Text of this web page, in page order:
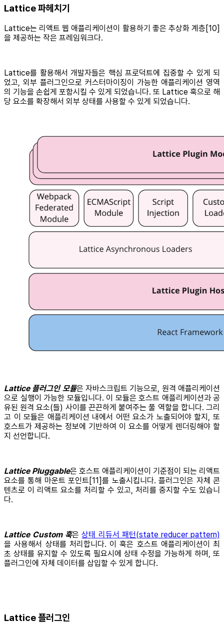
Lattice 파헤치기
Lattice는 리액트 웹 애플리케이션이 활용하기 좋은 추상화 계층[10]
을 제공하는 작은 프레임워크다.
Lattice를 활용해서 개발자들은 핵심 프로덕트에 집중할 수 있게 되
었고, 외부 플러그인으로 커스터마이징이 가능한 애플리케이션 영역
의 기능을 손쉽게 포함시킬 수 있게 되었습니다. 또 Lattice 훅으로 해
당 요소를 확장해서 외부 상태를 사용할 수 있게 되었습니다.
Lattice 플러그인 모듈은 자바스크립트 기능으로, 원격 애플리케이션
으로 실행이 가능한 모듈입니다. 이 모듈은 호스트 애플리케이션과 공
유된 원격 요소(들) 사이를 끈끈하게 붙여주는 풀 역할을 합니다. 그리
고 이 모듈은 애플리케이션 내에서 어떤 요소가 노출되어야 할지, 또
호스트가 제공하는 정보에 기반하여 이 요소를 어떻게 렌더링해야 할
지 선언합니다.
Lattice Pluggable은 호스트 애플리케이션이 기준점이 되는 리액트
요소를 통해 마운트 포인트[11]를 노출시킵니다. 플러그인은 자체 콘
텐츠로 이 리액트 요소를 처리할 수 있고, 처리를 중지할 수도 있습니
다.
Lattice Custom 훅은상태 리듀서 패턴(state reducer pattern)
을 사용해서 상태를 처리합니다. 이 훅은 호스트 애플리케이션이 최
초 상태를 유지할 수 있도록 필요시에 상태 수정을 가능하게 하며, 또
플러그인에 자체 데이터를 삽입할 수 있게 합니다.
Lattice 플러그인